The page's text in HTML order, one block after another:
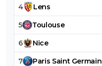
4 Lens
5 Toulouse
6 Nice
7 Paris Saint Germain